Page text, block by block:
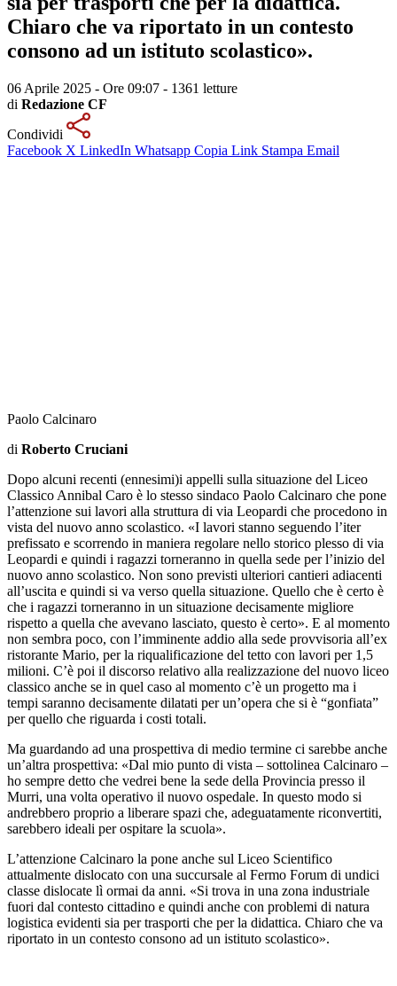
Chiaro che va riportato in un contesto
consono ad un istituto scolastico».
06 Aprile 2025 - Ore 09:07 - 1361 letture
di Redazione CF
Condividi
Facebook X LinkedIn Whatsapp Copia Link Stampa Email
Paolo Calcinaro
di Roberto Cruciani
Dopo alcuni recenti (ennesimi)i appelli sulla situazione del Liceo
Classico Annibal Caro è lo stesso sindaco Paolo Calcinaro che pone
l’attenzione sui lavori alla struttura di via Leopardi che procedono in
vista del nuovo anno scolastico. «I lavori stanno seguendo l’iter
prefissato e scorrendo in maniera regolare nello storico plesso di via
Leopardi e quindi i ragazzi torneranno in quella sede per l’inizio del
nuovo anno scolastico. Non sono previsti ulteriori cantieri adiacenti
all’uscita e quindi si va verso quella situazione. Quello che è certo è
che i ragazzi torneranno in un situazione decisamente migliore
rispetto a quella che avevano lasciato, questo è certo». E al momento
non sembra poco, con l’imminente addio alla sede provvisoria all’ex
ristorante Mario, per la riqualificazione del tetto con lavori per 1,5
milioni. C’è poi il discorso relativo alla realizzazione del nuovo liceo
classico anche se in quel caso al momento c’è un progetto ma i
tempi saranno decisamente dilatati per un’opera che si è “gonfiata”
per quello che riguarda i costi totali.
Ma guardando ad una prospettiva di medio termine ci sarebbe anche
un’altra prospettiva: «Dal mio punto di vista – sottolinea Calcinaro –
ho sempre detto che vedrei bene la sede della Provincia presso il
Murri, una volta operativo il nuovo ospedale. In questo modo si
andrebbero proprio a liberare spazi che, adeguatamente riconvertiti,
sarebbero ideali per ospitare la scuola».
L’attenzione Calcinaro la pone anche sul Liceo Scientifico
attualmente dislocato con una succursale al Fermo Forum di undici
classe dislocate lì ormai da anni. «Si trova in una zona industriale
fuori dal contesto cittadino e quindi anche con problemi di natura
logistica evidenti sia per trasporti che per la didattica. Chiaro che va
riportato in un contesto consono ad un istituto scolastico».